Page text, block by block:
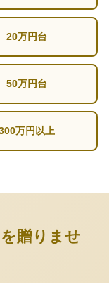
20万円台
50万円台
万円以上
贈りませ